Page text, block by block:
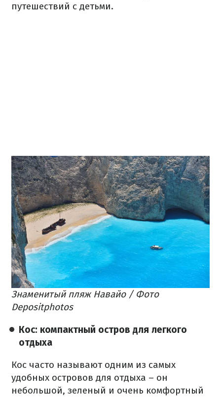
путешествий с детьми.
Знаменитый пляж Навайо / Фото
Depositphotos
Кос: компактный остров для легкого
отдыха
Кос часто называют одним из самых
удобных островов для отдыха – он
небольшой, зеленый и очень комфортный